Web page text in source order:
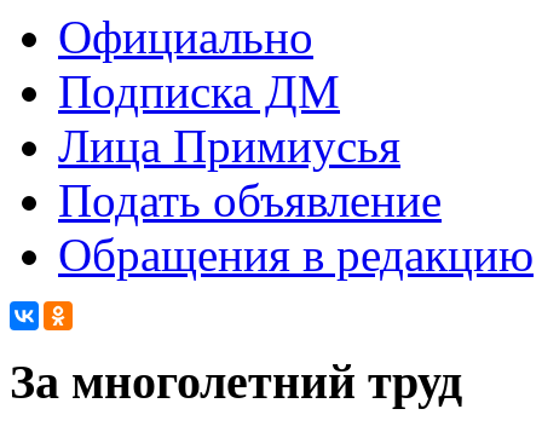
Официально
Подписка ДМ
Лица Примиусья
Подать объявление
Обращения в редакцию
За многолетний труд